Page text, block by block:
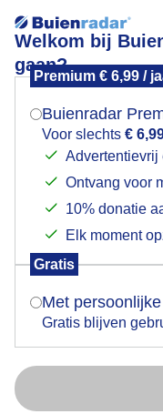
Welkom bij
gaan?
Premium € 6,99 /
Buienradar
Voor slechts €
Advertentievrij
Ontvang voor
10% donatie
Elk moment
Gratis
Met
Gratis blijven
Onstabiele lucht
Door: Simone Genna
Mogen we je
Indien je hier nog
verschijnt er zo
Is
Nu